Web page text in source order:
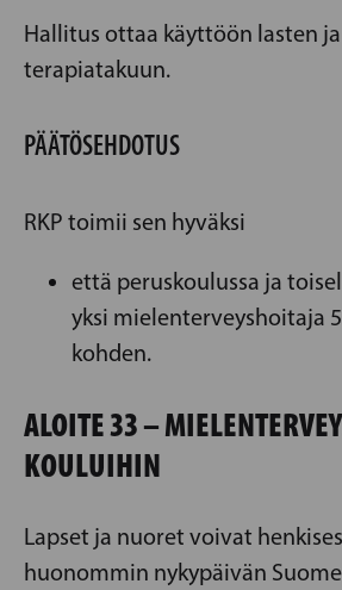
Hallitus ottaa käyttöön lasten
terapiatakuun.
PÄÄTÖSEHDOTUS
RKP toimii sen hyväksi
että peruskoulussa ja
yksi mielenterveyshoitaja
kohden.
ALOITE 33 –
KOULUIHIN
Lapset ja nuoret voivat
huonommin nykypäivän